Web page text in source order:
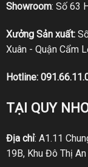
Showroom: Số 63
Xưởng Sản xuất:
Xuân - Quận Cẩm
Hotline:
TẠI QUY
Địa chỉ: A1.11
19B, Khu Đô Thị